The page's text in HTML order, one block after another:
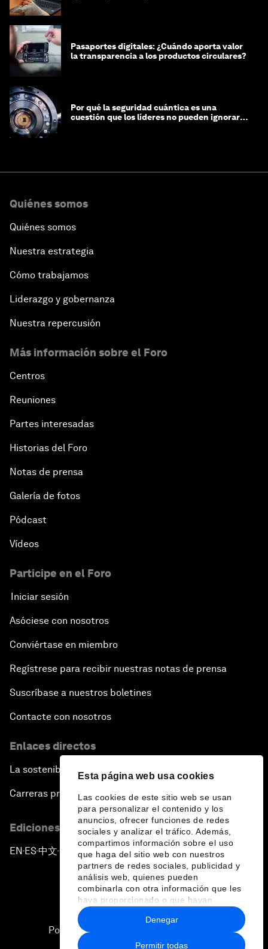
Esta página web usa cookies
Las cookies de este sitio web se usan
para personalizar el contenido y los
anuncios, ofrecer funciones de redes
sociales y analizar el tráfico. Además,
compartimos información sobre el uso
que haga del sitio web con nuestros
partners de redes sociales, publicidad y
análisis web, quienes pueden
combinarla con otra información que les
haya proporcionado o que hayan
recopilado a partir del uso que haya
hecho de sus servicios.
Permitir todas
Denegar
Pasaportes digitales: ¿Cuándo aporta valor
la transparencia a los productos circulares?
Por qué la seguridad cuántica es una
cuestión que los líderes no pueden ignorar
Quiénes somos
Quiénes somos
Nuestra estrategia
Cómo trabajamos
Liderazgo y gobernanza
Nuestra repercusión
Más información sobre el Foro
Centros
Reuniones
Partes interesadas
Historias del Foro
Notas de prensa
Galería de fotos
Pódcast
Vídeos
Participe en el Foro
Iniciar sesión
Asóciese con nosotros
Conviértase en miembro
Regístrese para recibir nuestras notas de prensa
Suscríbase a nuestros boletines
Contacte con nosotros
Enlaces directos
La sostenibilidad en el Foro
Carreras profesionales
Ediciones en otros idiomas
EN ▪ES▪中文▪ 日本語
Política de privacidad y normas de uso